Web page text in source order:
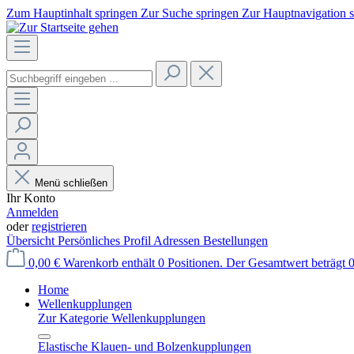
Zum Hauptinhalt springen Zur Suche springen Zur Hauptnavigation
Menü schließen
Ihr Konto
Anmelden
oderregistrieren
Übersicht Persönliches Profil Adressen Bestellungen
0,00 € Warenkorb enthält 0 Positionen. Der Gesamtwert beträgt
Home
Wellenkupplungen
Zur Kategorie Wellenkupplungen
Elastische Klauen- und Bolzenkupplungen